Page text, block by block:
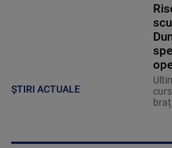
ȘTIRI ACTUALE